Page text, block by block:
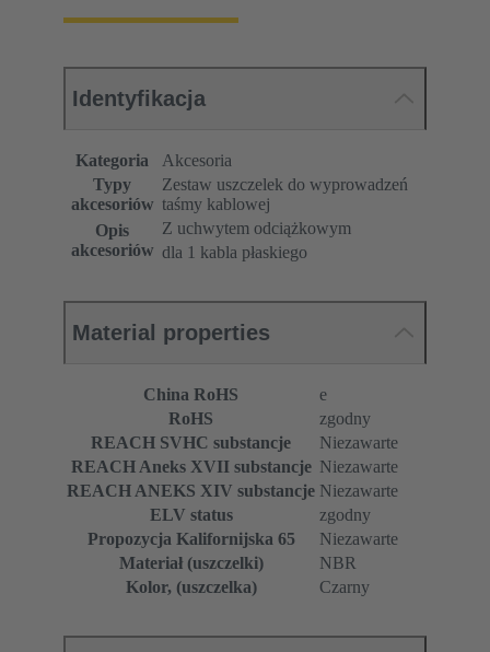
Identyfikacja
Kategoria
Akcesoria
Typy
akcesoriów
Zestaw uszczelek do wyprowadzeń
taśmy kablowej
Opis
akcesoriów
Z uchwytem odciążkowym
dla 1 kabla płaskiego
Material properties
China RoHS
e
RoHS
zgodny
REACH SVHC substancje
Niezawarte
REACH Aneks XVII substancje Niezawarte
REACH ANEKS XIV substancje Niezawarte
ELV status
zgodny
Propozycja Kalifornijska 65
Niezawarte
Materiał (uszczelki)
NBR
Kolor, (uszczelka)
Czarny